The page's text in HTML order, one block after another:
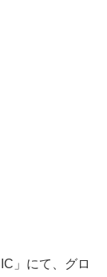
」にて、グロ